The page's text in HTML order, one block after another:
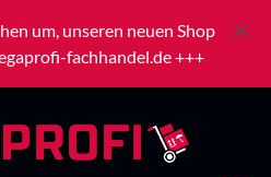
um, unseren neuen Shop
fachhandel.de +++